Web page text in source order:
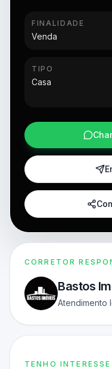
FINALIDADE
Venda
TIPO
Casa
CORRETOR
Bastos
Atendimento
TENHO INTERESSE